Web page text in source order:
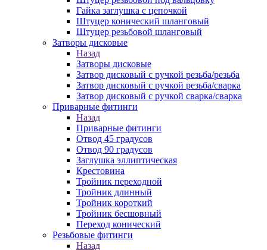
Гайка заглушка с цепочкой
Штуцер конический шланговый
Штуцер резьбовой шланговый
Затворы дисковые
Назад
Затворы дисковые
Затвор дисковый с ручкой резьба/резьба
Затвор дисковый с ручкой резьба/сварка
Затвор дисковый с ручкой сварка/сварка
Приварные фитинги
Назад
Приварные фитинги
Отвод 45 градусов
Отвод 90 градусов
Заглушка эллиптическая
Крестовина
Тройник переходной
Тройник длинный
Тройник короткий
Тройник бесшовный
Переход конический
Резьбовые фитинги
Назад